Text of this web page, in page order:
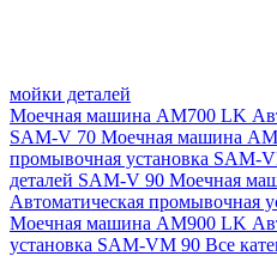
мойки деталей
Моечная машина AM700 LK
SAM-V 70 Моечная машина
промывочная установка SAM-
деталей SAM-V 90 Моечная
Автоматическая промывочная
Моечная машина AM900 LK
установка SAM-VM 90 Все